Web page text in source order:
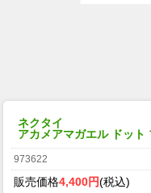
ネクタイ
アカメアマガエル ドット
973622
販売価格4,400円(税込)